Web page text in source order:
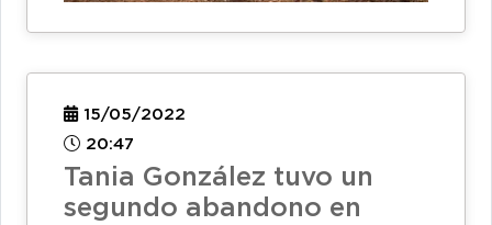
15/05/2022
20:47
Tania González tuvo un
segundo abandono en